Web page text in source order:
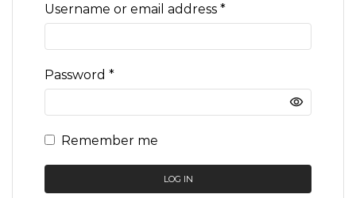
Username or email address *Required
Password *Required
Remember me
LOG IN